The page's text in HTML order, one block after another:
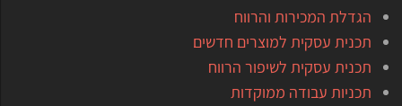
הגדלת המכירות והרווח
תכנית עסקית למוצרים חדשים
תכנית עסקית לשיפור הרווח
תכניות עבודה ממוקדות